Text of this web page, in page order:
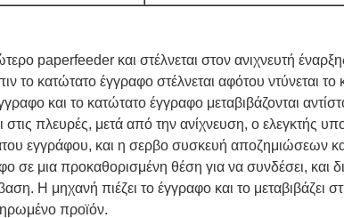
paperfeeder και στέλνεται στον ανιχνευτή
το κατώτατο έγγραφο στέλνεται αφότου ντύνεται
και το κατώτατο έγγραφο μεταβιβάζονται
πλευρές, μετά από την ανίχνευση, ο ελεγκτής
εγγράφου, και η σερβο συσκευή αποζημιώσεων
σε μια προκαθορισμένη θέση για να συνδέσει, και
Η μηχανή πιέζει το έγγραφο και το μεταβιβάζει
προϊόν.